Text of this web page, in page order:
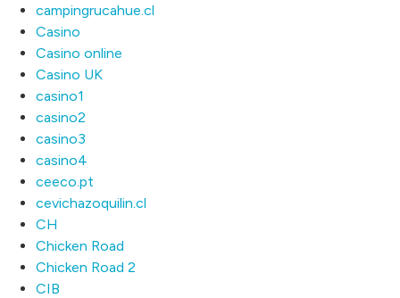
campingrucahue.cl
Casino
Casino online
Casino UK
casino1
casino2
casino3
casino4
ceeco.pt
cevichazoquilin.cl
CH
Chicken Road
Chicken Road 2
CIB